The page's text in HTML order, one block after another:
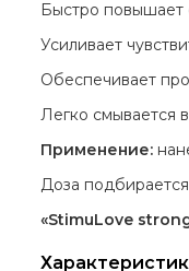
Быстро повышает
Усиливает
Обеспечивает
Легко смывается
Применение:
Доза
«StimuLove